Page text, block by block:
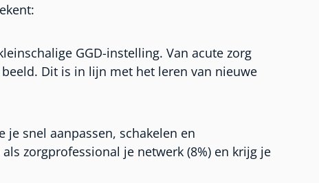
GGD-instelling. Van acute zorg
Dit is in lijn met het leren van nieuwe
snel aanpassen, schakelen en
zorgprofessional je netwerk (8%) en krijg je